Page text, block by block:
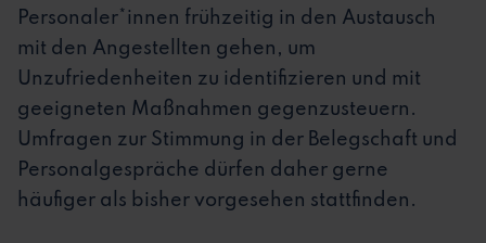
Personaler*innen frühzeitig in den Austausch
mit den Angestellten gehen, um
Unzufriedenheiten zu identifizieren und mit
geeigneten Maßnahmen gegenzusteuern.
Umfragen zur Stimmung in der Belegschaft und
Personalgespräche dürfen daher gerne
häufiger als bisher vorgesehen stattfinden.